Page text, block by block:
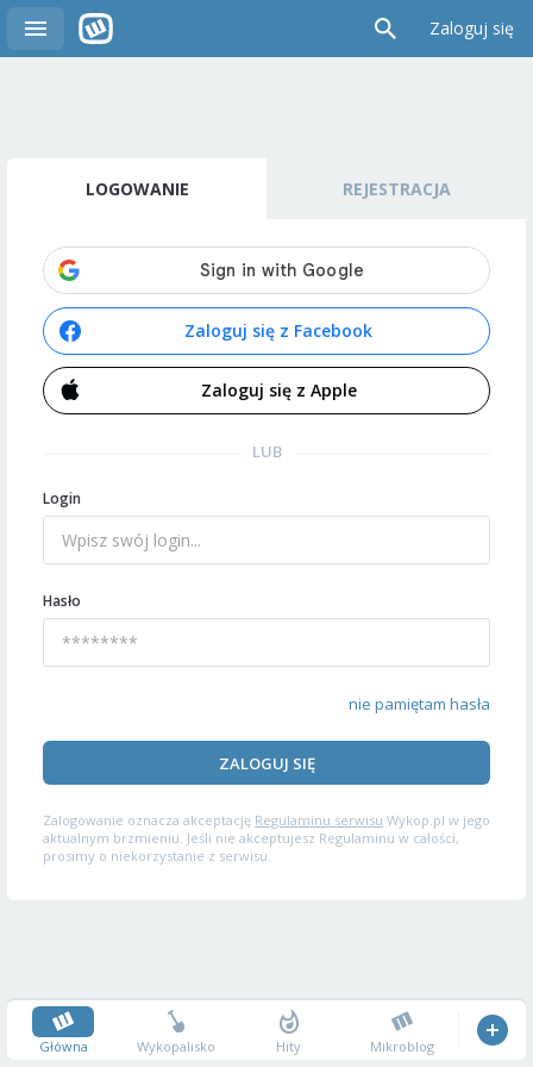
Zaloguj się
LOGOWANIE REJESTRACJA
Zaloguj się z Facebook
Zaloguj się z Apple
LUB
Login
Hasło
nie pamiętam hasła
ZALOGUJ SIĘ
Zalogowanie oznacza akceptację Regulaminu serwisu Wykop.pl w jego
aktualnym brzmieniu. Jeśli nie akceptujesz Regulaminu w całości,
prosimy o niekorzystanie z serwisu.
Główna Wykopalisko Hity Mikroblog